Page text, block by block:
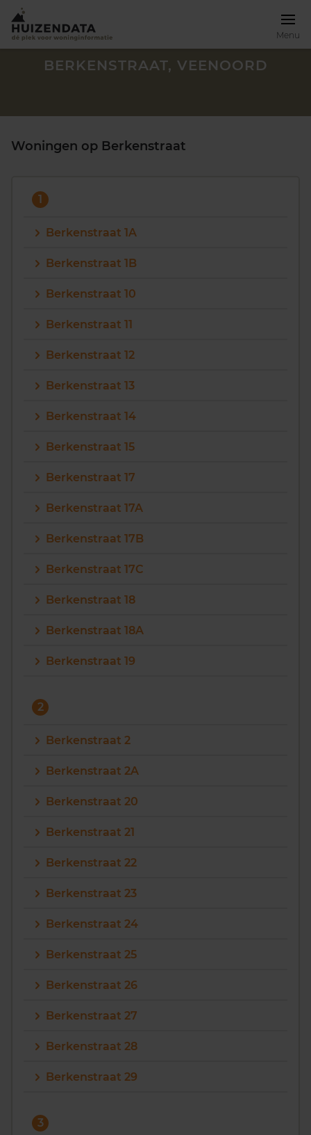
Menu
Maandag t/m vrijdag - 08:00 -18:00
BERKENSTRAAT, VEENOORD
Woningen op Berkenstraat
1
Berkenstraat 1A
Berkenstraat 1B
Berkenstraat 10
Berkenstraat 11
Berkenstraat 12
Berkenstraat 13
Berkenstraat 14
Berkenstraat 15
Berkenstraat 17
Berkenstraat 17A
Berkenstraat 17B
Berkenstraat 17C
Berkenstraat 18
Berkenstraat 18A
Berkenstraat 19
2
Berkenstraat 2
Berkenstraat 2A
Berkenstraat 20
Berkenstraat 21
Berkenstraat 22
Berkenstraat 23
Berkenstraat 24
Berkenstraat 25
Berkenstraat 26
Berkenstraat 27
Berkenstraat 28
Berkenstraat 29
3